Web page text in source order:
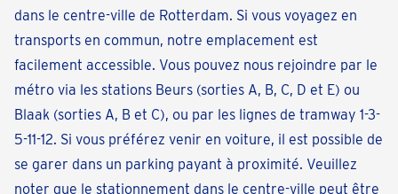
dans le centre-ville de Rotterdam. Si vous voyagez en
transports en commun, notre emplacement est
facilement accessible. Vous pouvez nous rejoindre par le
métro via les stations Beurs (sorties A, B, C, D et E) ou
Blaak (sorties A, B et C), ou par les lignes de tramway 1-3-
5-11-12. Si vous préférez venir en voiture, il est possible de
se garer dans un parking payant à proximité. Veuillez
noter que le stationnement dans le centre-ville peut être